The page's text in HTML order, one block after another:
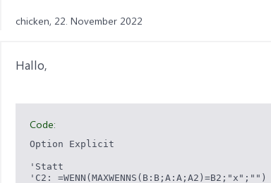
chicken, 22. November 2022
Hallo,
Code:
Option Explicit
'Statt
'C2: =WENN(MAXWENNS(B:B;A:A;A2)=B2;"x";"")